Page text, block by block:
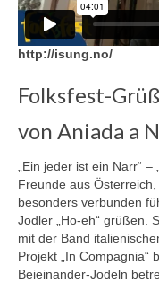
http://isung.no/
Folksfest-
von Aniada a
„Ein jeder ist ein Narr“
Freunde aus
besonders verbunden
Jodler „Ho-eh“ grüßen.
mit der Band
Projekt „In Compagnia“
Beieinander-Jodeln